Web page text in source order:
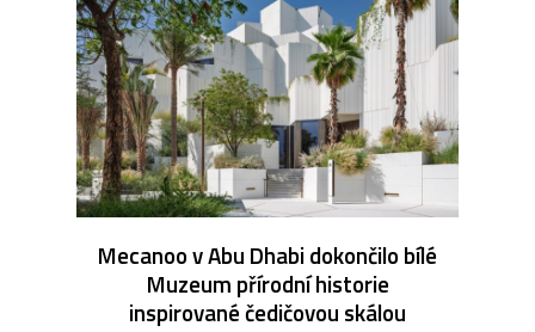
Mecanoo v Abu Dhabi dokončilo bílé
Muzeum přírodní historie
inspirované čedičovou skálou